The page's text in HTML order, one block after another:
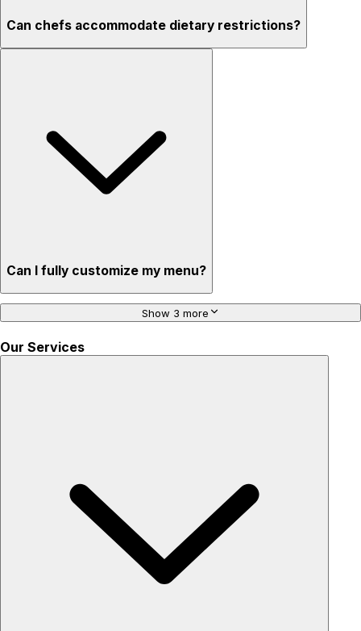
Can chefs accommodate dietary restrictions?
Can I fully customize my menu?
Show 3 more
Our Services